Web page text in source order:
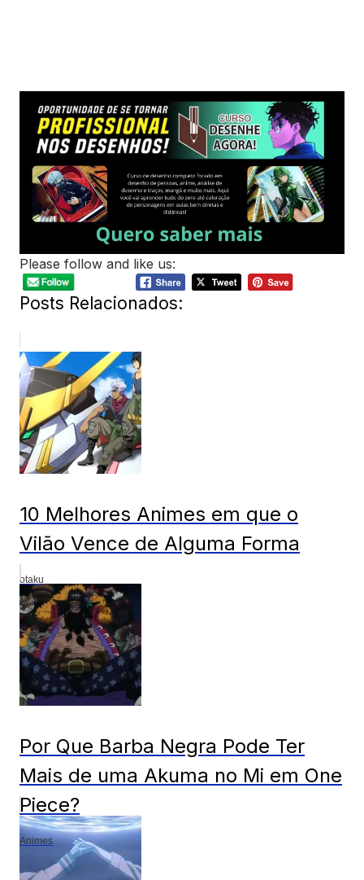
Please follow and like us:
Posts Relacionados:
10 Melhores Animes em que o
Vilão Vence de Alguma Forma
otaku
Por Que Barba Negra Pode Ter
Mais de uma Akuma no Mi em One
Piece?
Animes